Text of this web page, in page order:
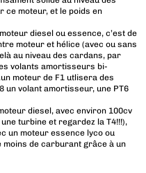
ce moteur, et le poids en
diesel ou essence, c’est de
moteur et hélice (avec ou sans
au niveau des cardans, par
volants amortisseurs bi-
moteur de F1 utlisera des
un volant amortisseur, une PT6
diesel, avec environ 100cv
turbine et regardez la T4!!!),
un moteur essence lyco ou
moins de carburant grâce à un